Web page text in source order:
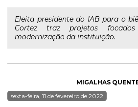
Eleita presidente do IAB para o
Cortez traz projetos
modernização da instituição.
MIGALHAS
sexta-feira, 11 de fevereiro de 2022